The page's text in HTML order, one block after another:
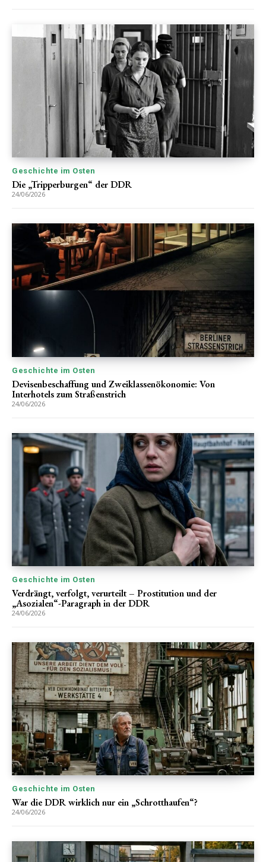
Geschichte im Osten
Die „Tripperburgen“ der DDR
24/06/2026
Geschichte im Osten
Devisenbeschaffung und Zweiklassenökonomie: Von
Interhotels zum Straßenstrich
24/06/2026
Geschichte im Osten
Verdrängt, verfolgt, verurteilt – Prostitution und der
„Asozialen“-Paragraph in der DDR
24/06/2026
Geschichte im Osten
War die DDR wirklich nur ein „Schrotthaufen“?
24/06/2026